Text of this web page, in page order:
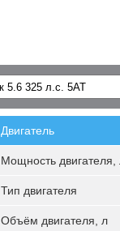
Двигатель
Мощность двигателя,
Тип двигателя
Объём двигателя, л